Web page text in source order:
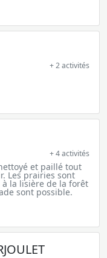
+ 2 activités
+ 4 activités
et paillé tout
Les prairies sont
la lisière de la forêt
sont possible.